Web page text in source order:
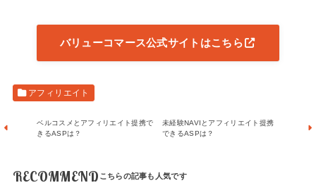
バリューコマース公式サイトはこちら
アフィリエイト
ベルコスメとアフィリエイト提携で
きるASPは？
未経験NAVIとアフィリエイト提携
できるASPは？
RECOMMEND